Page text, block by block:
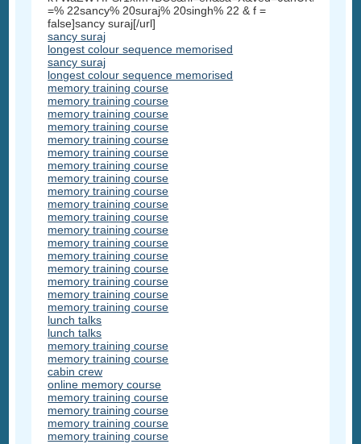
=% 22sancy% 20suraj% 20singh% 22 & f =
false]sancy suraj[/url]
sancy suraj
longest colour sequence memorised
sancy suraj
longest colour sequence memorised
memory training course
memory training course
memory training course
memory training course
memory training course
memory training course
memory training course
memory training course
memory training course
memory training course
memory training course
memory training course
memory training course
memory training course
memory training course
memory training course
memory training course
memory training course
lunch talks
lunch talks
memory training course
memory training course
cabin crew
online memory course
memory training course
memory training course
memory training course
memory training course